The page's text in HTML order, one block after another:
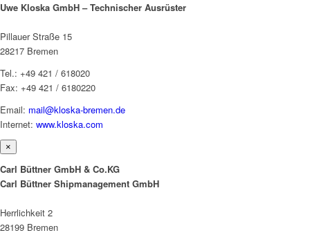
Uwe Kloska GmbH – Technischer Ausrüster
Pillauer Straße 15
28217 Bremen
Tel.: +49 421 / 618020
Fax: +49 421 / 6180220
Email: mail@kloska-bremen.de
Internet: www.kloska.com
×
Carl Büttner GmbH & Co.KG
Carl Büttner Shipmanagement GmbH
Herrlichkeit 2
28199 Bremen